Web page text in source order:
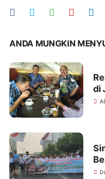
ANDA MUNGKIN
di